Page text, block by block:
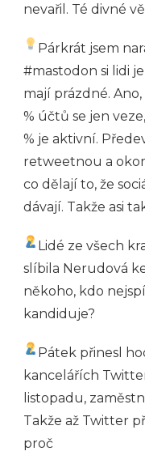
nevařil. Té divné
Párkrát jsem
#mastodon si lidi
mají prázdné.
% účtů se jen
% je aktivní.
retweetnou a
co dělají to, že
dávají. Takže asi
Lidé ze všech
slíbila Nerudová
někoho, kdo
kandiduje?
Pátek přinesl
kancelářích
listopadu,
Takže až Twitter
proč